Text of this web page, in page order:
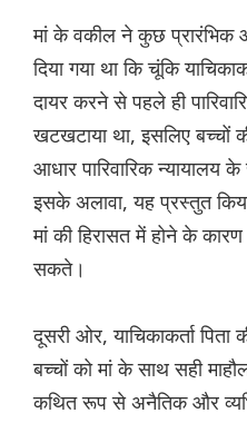
मां के वकील ने कुछ प्रारंभिक
दिया गया था कि चूंकि
दायर करने से पहले ही
खटखटाया था, इसलिए बच्चों
आधार पारिवारिक न्यायालय के
इसके अलावा, यह प्रस्तुत
मां की हिरासत में होने के
सकते।
दूसरी ओर, याचिकाकर्ता
बच्चों को मां के साथ सही
कथित रूप से अनैतिक और